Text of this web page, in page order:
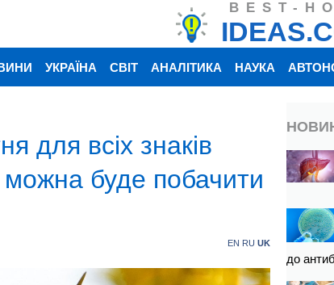
BEST-
УКРАЇНА СВІТ АНАЛІТИКА НАУКА
для всіх знаків
можна буде побачити
EN RU UK
до